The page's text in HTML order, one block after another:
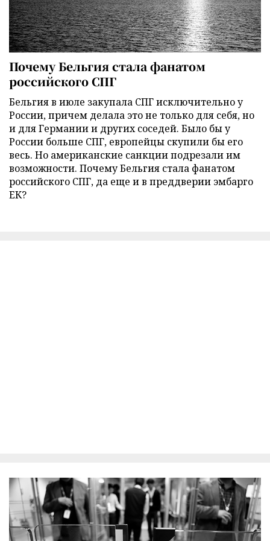
Почему Бельгия стала фанатом
российского СПГ
Бельгия в июле закупала СПГ исключительно у
России, причем делала это не только для себя, но
и для Германии и других соседей. Было бы у
России больше СПГ, европейцы скупили бы его
весь. Но американские санкции подрезали им
возможности. Почему Бельгия стала фанатом
российского СПГ, да еще и в преддверии эмбарго
ЕК?